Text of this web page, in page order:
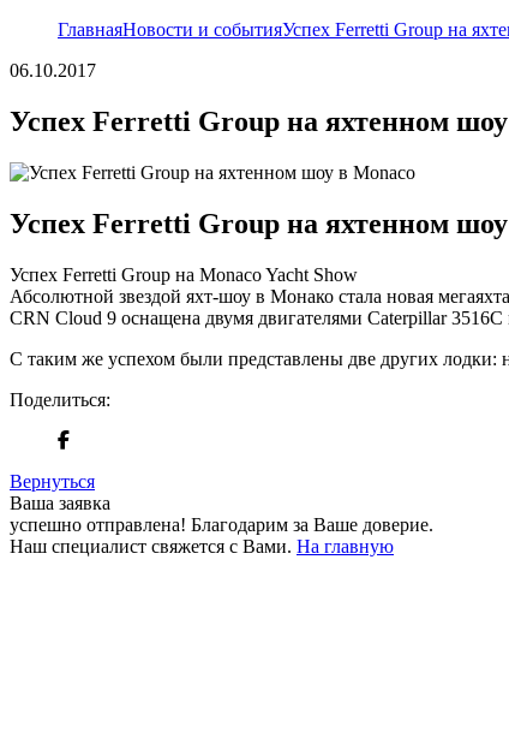
ГлавнаяНовости и событияУспех Ferretti Group на
06.10.2017
Успех Ferretti Group на яхтенном
Успех Ferretti Group на яхтенном
Успех Ferretti Group на Monaco Yacht Show
Абсолютной звездой яхт-шоу в Монако стала новая
CRN Cloud 9 оснащена двумя двигателями Caterpillar
С таким же успехом были представлены две других лодки:
Поделиться:
Вернуться
Ваша заявка
успешно отправлена! Благодарим за Ваше доверие.
Наш специалист свяжется с Вами. На главную